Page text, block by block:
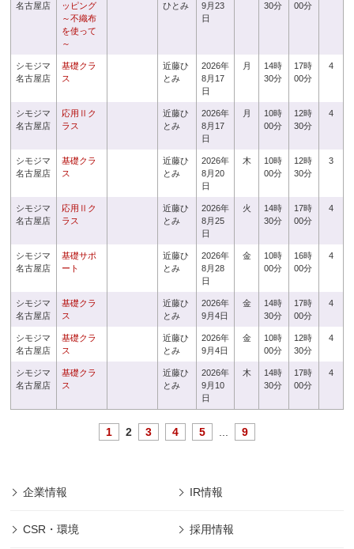
名古屋店
ッピング
～不織布
を使って
～
ひとみ
9月23
日
30分
00分
シモジマ
名古屋店
基礎クラ
ス
近藤ひ
とみ
2026年
8月17
日
月
14時
30分
17時
00分
4
シモジマ
名古屋店
応用Ⅱク
ラス
近藤ひ
とみ
2026年
8月17
日
月
10時
00分
12時
30分
4
シモジマ
名古屋店
基礎クラ
ス
近藤ひ
とみ
2026年
8月20
日
木
10時
00分
12時
30分
3
シモジマ
名古屋店
応用Ⅱク
ラス
近藤ひ
とみ
2026年
8月25
日
火
14時
30分
17時
00分
4
シモジマ
名古屋店
基礎サポ
ート
近藤ひ
とみ
2026年
8月28
日
金
10時
00分
16時
00分
4
シモジマ
名古屋店
基礎クラ
ス
近藤ひ
とみ
2026年
9月4日
金
14時
30分
17時
00分
4
シモジマ
名古屋店
基礎クラ
ス
近藤ひ
とみ
2026年
9月4日
金
10時
00分
12時
30分
4
シモジマ
名古屋店
基礎クラ
ス
近藤ひ
とみ
2026年
9月10
日
木
14時
30分
17時
00分
4
1 2 3 4 5 9
企業情報 IR情報
CSR・環境 採用情報